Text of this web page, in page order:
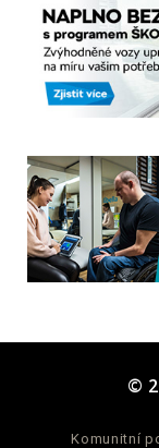
©
Komunitní